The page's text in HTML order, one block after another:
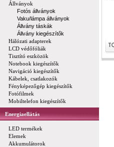
Állványok
Fotós állványok
Vaku/lámpa állványok
Állvány táskák
Állvány kiegészítők
Hálózati adapterek
LCD védőfóliák
Tisztító eszközök
Notebook kiegészítők
Navigáció kiegészítők
Kábelek, csatlakozók
Fényképezőgép kiegészítők
Fotófilmek
Mobiltelefon kiegészítők
Energiaellátás
LED termékek
Elemek
Akkumulátorok